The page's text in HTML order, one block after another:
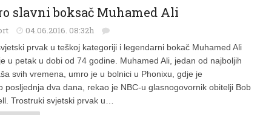
slavni boksač Muhamed Ali
04.06.2016. 08:32h
prvak u teškoj kategoriji i legendarni bokač Muhamed Ali
je u petak u dobi od 74 godine. Muhamed Ali, jedan od najboljih
svih vremena, umro je u bolnici u Phonixu, gdje je
posljednja dva dana, rekao je NBC-u glasnogovornik obitelji Bob
Trostruki svjetski prvak u…